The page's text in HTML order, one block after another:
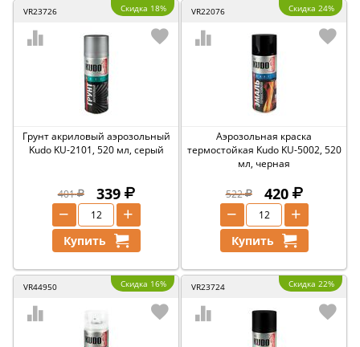
VR23726 Скидка 18%
Грунт акриловый аэрозольный
Kudo KU-2101, 520 мл, серый
401 339
+
−
Купить
VR22076 Скидка 24%
Аэрозольная краска
термостойкая Kudo KU-5002, 520
мл, черная
522 420
+
−
Купить
VR44950 Скидка 16% VR23724 Скидка 22%